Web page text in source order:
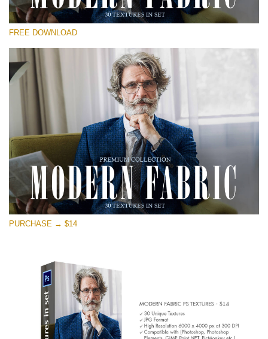
Xin hãy lựa chọn
Small 800*533px
Modern Fabric
(30 Textures)
Large 6000*4000px
Entire Collection
(1783 Overlays)
Large 6000*4000px
Tải xuống miễn phí
FREE DOWNLOAD
PURCHASE → $14